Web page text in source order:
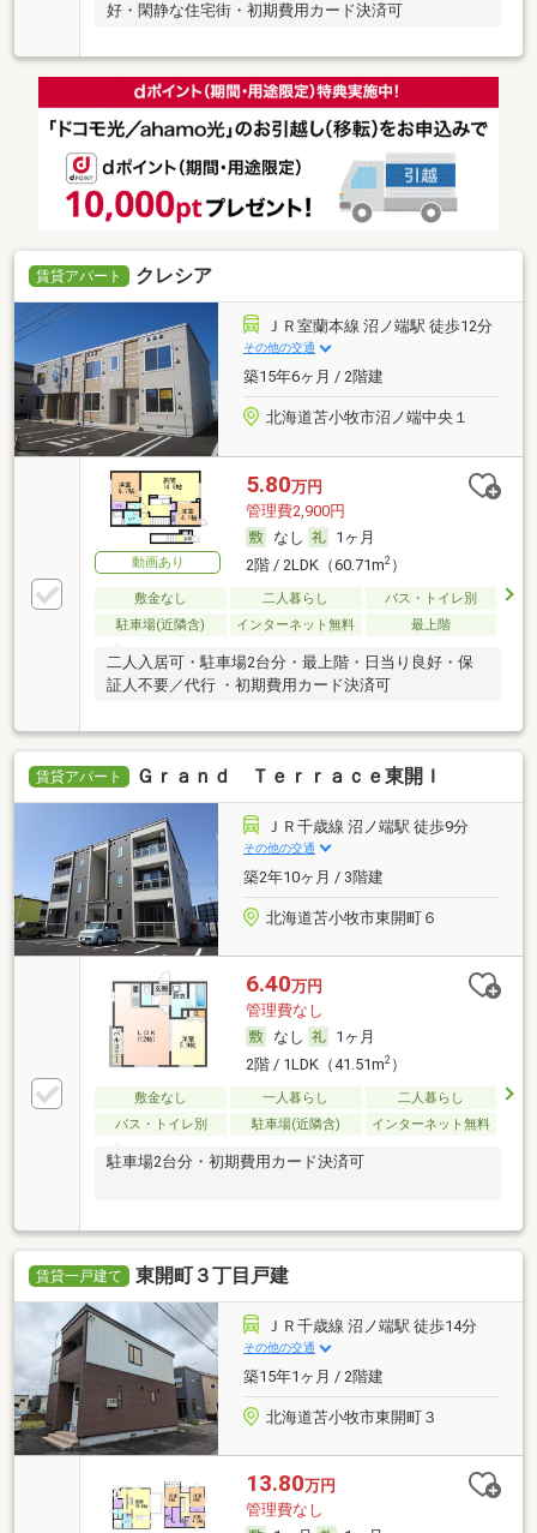
好・閑静な住宅街・初期費用カード決済可
賃貸アパート クレシア
ＪＲ室蘭本線 沼ノ端駅 徒歩12分
その他の交通
築15年6ヶ月 / 2階建
北海道苫小牧市沼ノ端中央１
動画あり
5.80万円
管理費2,900円
なし
1ヶ月
2階 / 2LDK（60.71m2）
敷金なし 二人暮らし
バス・トイレ別
駐車場(近隣含)
インターネット無料 最上階
二人入居可・駐車場2台分・最上階・日当り良好・保
証人不要／代行 ・初期費用カード決済可
賃貸アパート Ｇｒａｎｄ Ｔｅｒｒａｃｅ東開Ｉ
ＪＲ千歳線 沼ノ端駅 徒歩9分
その他の交通
築2年10ヶ月 / 3階建
北海道苫小牧市東開町６
6.40万円
管理費なし
なし
1ヶ月
2階 / 1LDK（41.51m2）
敷金なし 一人暮らし
二人暮らし
バス・トイレ別
駐車場(近隣含) インターネット無料
駐車場2台分・初期費用カード決済可
賃貸一戸建て 東開町３丁目戸建
ＪＲ千歳線 沼ノ端駅 徒歩14分
その他の交通
築15年1ヶ月 / 2階建
北海道苫小牧市東開町３
13.80万円
管理費なし